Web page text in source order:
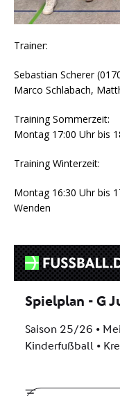
Trainer:
Sebastian Scherer
Marco Schlabach,
Training Sommerzeit:
Montag 17:00 Uhr bis
Training Winterzeit:
Montag 16:30 Uhr bis
Wenden